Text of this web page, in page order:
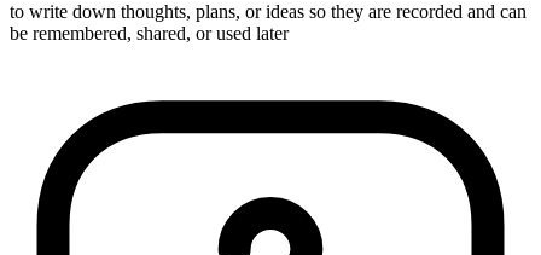
to write down thoughts, plans, or ideas so they are recorded and can
be remembered, shared, or used later